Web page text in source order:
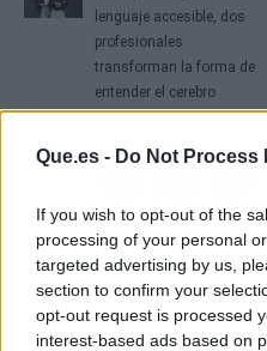
Que.es - Do Not Process
If you wish to opt-out of the
processing of your personal
targeted advertising by us,
section to confirm your
opt-out request is processed
interest-based ads based on
lenguaje accesible, dos
profesionales
transforman la forma de
entender el cerebro